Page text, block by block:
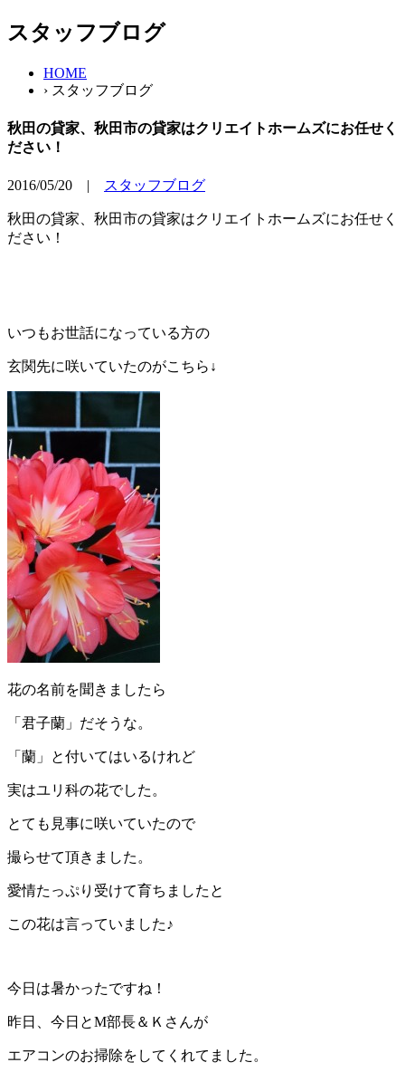
スタッフブログ
HOME
› スタッフブログ
秋田の貸家、秋田市の貸家はクリエイトホームズにお任せく
ださい！
2016/05/20 | スタッフブログ
秋田の貸家、秋田市の貸家はクリエイトホームズにお任せく
ださい！
いつもお世話になっている方の
玄関先に咲いていたのがこちら↓
花の名前を聞きましたら
「君子蘭」だそうな。
「蘭」と付いてはいるけれど
実はユリ科の花でした。
とても見事に咲いていたので
撮らせて頂きました。
愛情たっぷり受けて育ちましたと
この花は言っていました♪
今日は暑かったですね！
昨日、今日とM部長＆Ｋさんが
エアコンのお掃除をしてくれてました。